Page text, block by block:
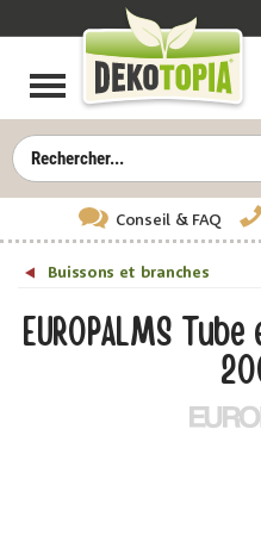
Conseil& FAQ
Buissons et branches
EUROPALMS